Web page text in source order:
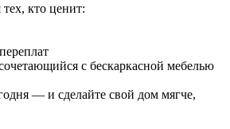
кто ценит:
с бескаркасной мебелью
— и сделайте свой дом мягче,